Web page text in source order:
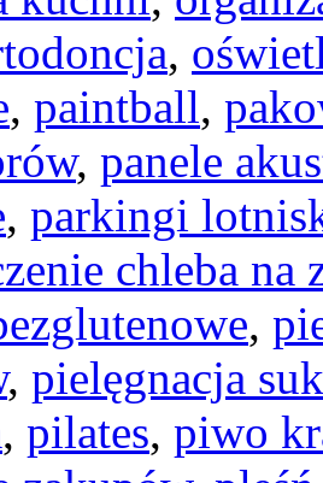
,
, paintball,
, panele
, parkingi
chleba na
,
, pielęgnacja
, pilates, piwo